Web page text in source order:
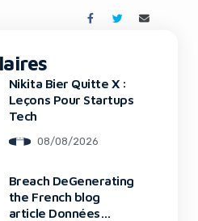
centres de données dédiés
initial de […]
Nikita Bier Quitte X :
Leçons Pour Startups
Tech
08/08/2026
Breach DeGenerating
the French blog
article Données
off Ad-Blocker
Thanks